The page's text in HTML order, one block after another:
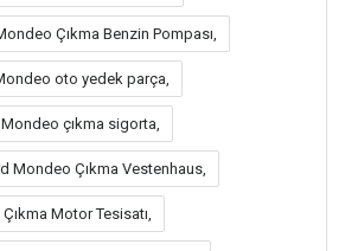
Çıkma Benzin Pompası,
oto yedek parça,
çıkma sigorta,
Mondeo Çıkma Vestenhaus,
Motor Tesisatı,